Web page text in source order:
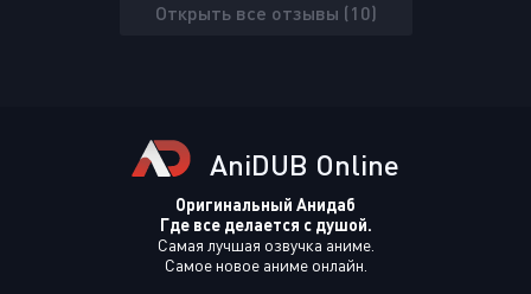
Открыть все отзывы (10)
AniDUB Online
Оригинальный Анидаб
Где все делается с душой.
Самая лучшая озвучка аниме.
Самое новое аниме онлайн.